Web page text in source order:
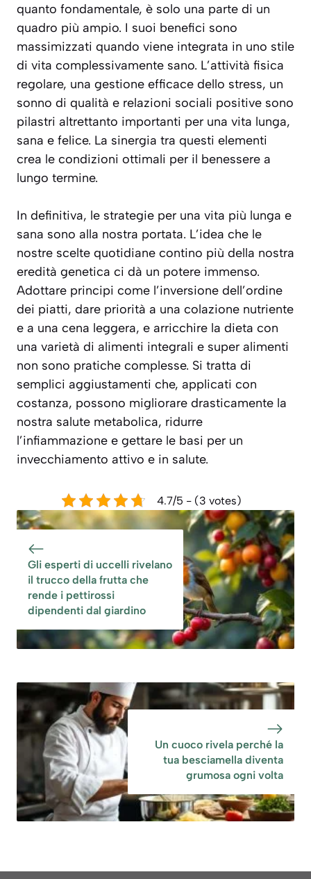
quanto fondamentale, è solo una parte di un
quadro più ampio. I suoi benefici sono
massimizzati quando viene integrata in uno stile
di vita complessivamente sano. L’attività fisica
regolare, una gestione efficace dello stress, un
sonno di qualità e relazioni sociali positive sono
pilastri altrettanto importanti per una vita lunga,
sana e felice. La sinergia tra questi elementi
crea le condizioni ottimali per il benessere a
lungo termine.
In definitiva, le strategie per una vita più lunga e
sana sono alla nostra portata. L’idea che le
nostre scelte quotidiane contino più della nostra
eredità genetica ci dà un potere immenso.
Adottare principi come l’inversione dell’ordine
dei piatti, dare priorità a una colazione nutriente
e a una cena leggera, e arricchire la dieta con
una varietà di alimenti integrali e super alimenti
non sono pratiche complesse. Si tratta di
semplici aggiustamenti che, applicati con
costanza, possono migliorare drasticamente la
nostra salute metabolica, ridurre
l’infiammazione e gettare le basi per un
invecchiamento attivo e in salute.
4.7/5 - (3 votes)
Gli esperti di uccelli rivelano
il trucco della frutta che
rende i pettirossi
dipendenti dal giardino
Un cuoco rivela perché la
tua besciamella diventa
grumosa ogni volta